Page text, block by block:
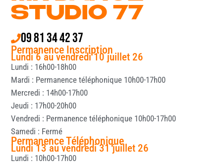
STUDIO 77
09 81 34 42 37
Permanence Inscription
Lundi 6 au vendredi 10 juillet 26
Lundi : 16h00-18h00
Mardi : Permanence téléphonique 10h00-17h00
Mercredi : 14h00-17h00
Jeudi : 17h00-20h00
Vendredi : Permanence téléphonique 10h00-17h00
Samedi : Fermé
Permanence Téléphonique
Lundi 13 au vendredi 31 juillet 26
Lundi : 10h00-17h00